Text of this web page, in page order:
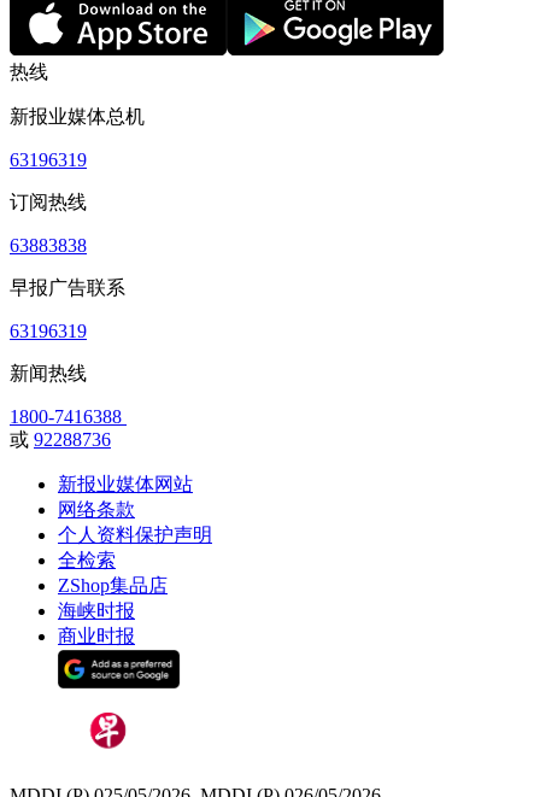
热线
新报业媒体总机
63196319
订阅热线
63883838
早报广告联系
63196319
新闻热线
1800-7416388
或 92288736
新报业媒体网站
网络条款
个人资料保护声明
全检索
ZShop集品店
海峡时报
商业时报